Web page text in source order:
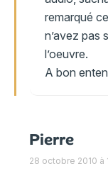
remarqué
n’avez pas
l’oeuvre.
A bon
Pierre
28 octobre 2010 à